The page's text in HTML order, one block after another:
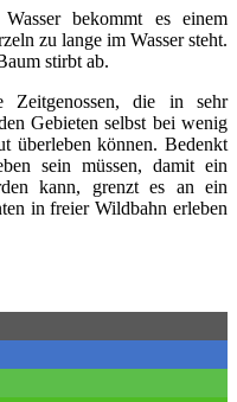
bekommt es einem
zu lange im Wasser steht.
stirbt ab.
Zeitgenossen, die in sehr
Gebieten selbst bei wenig
überleben können. Bedenkt
sein müssen, damit ein
kann, grenzt es an ein
in freier Wildbahn erleben